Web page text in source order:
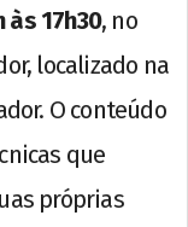
às 17h30, no
localizado na
O conteúdo
que
próprias